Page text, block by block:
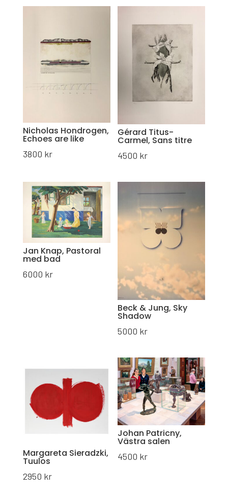
Nicholas Hondrogen,
Echoes are like
3800 kr
Gérard Titus-
Carmel, Sans titre
4500 kr
Jan Knap, Pastoral
med bad
6000 kr
Beck & Jung, Sky
Shadow
5000 kr
Margareta Sieradzki,
Tuulos
2950 kr
Johan Patricny,
Västra salen
4500 kr